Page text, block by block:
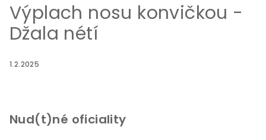
Výplach nosu konvičkou -
Džala nétí
1.2.2025
Nud(t)né oficiality